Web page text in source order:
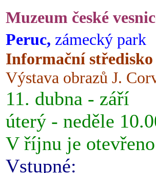
Muzeum české
Peruc, zámecký park
Informační středisko
Výstava obrazů J.
11. dubna - září
úterý - neděle
V říjnu je
Vstupné: